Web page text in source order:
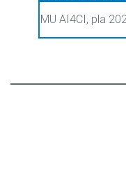
MU AI4CI, pla